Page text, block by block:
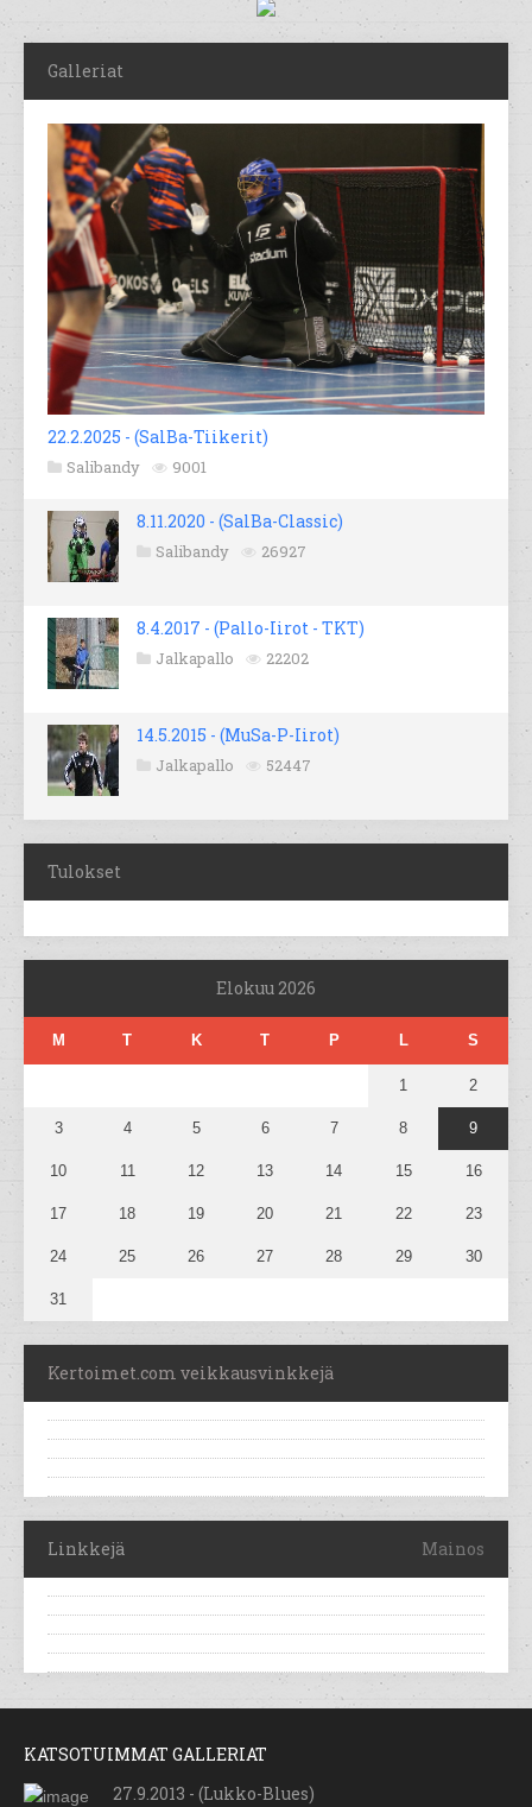
Galleriat
22.2.2025 - (SalBa-Tiikerit)
Salibandy 9001
8.11.2020 - (SalBa-Classic)
Salibandy 26927
8.4.2017 - (Pallo-Iirot - TKT)
Jalkapallo 22202
14.5.2015 - (MuSa-P-Iirot)
Jalkapallo 52447
Tulokset
Elokuu 2026
M T K T P L S
1 2
3 4 5 6 7 8 9
10 11 12 13 14 15 16
17 18 19 20 21 22 23
24 25 26 27 28 29 30
31
Kertoimet.com veikkausvinkkejä
Linkkejä Mainos
KATSOTUIMMAT GALLERIAT
27.9.2013 - (Lukko-Blues)